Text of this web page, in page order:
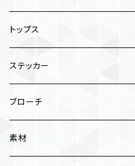
ベスト
アウター
ワンピース
ロンパース
セットアップ
ボトム
トップス
トレーナー
半袖T
ステッカー
ブローチ
素材